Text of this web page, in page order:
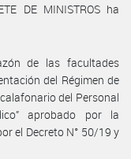
DE MINISTROS ha
de las facultades
del Régimen de
del Personal
aprobado por la
el Decreto N° 50/19 y